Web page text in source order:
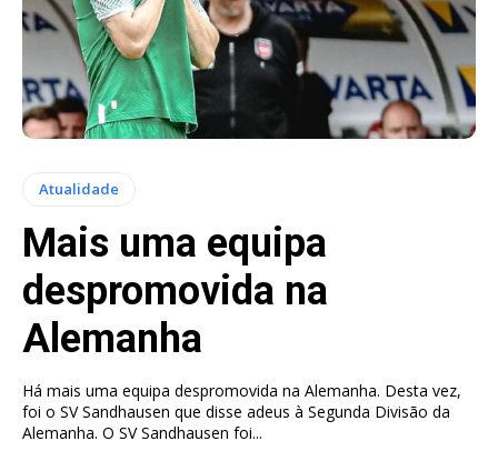
Atualidade
Mais uma equipa
despromovida na
Alemanha
Há mais uma equipa despromovida na Alemanha. Desta vez,
foi o SV Sandhausen que disse adeus à Segunda Divisão da
Alemanha. O SV Sandhausen foi...